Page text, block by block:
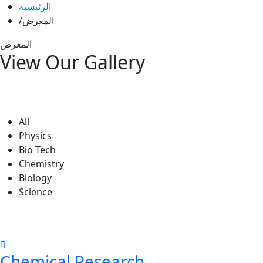
الرئيسية
المعرض
المعرض
View Our Gallery
All
Physics
Bio Tech
Chemistry
Biology
Science